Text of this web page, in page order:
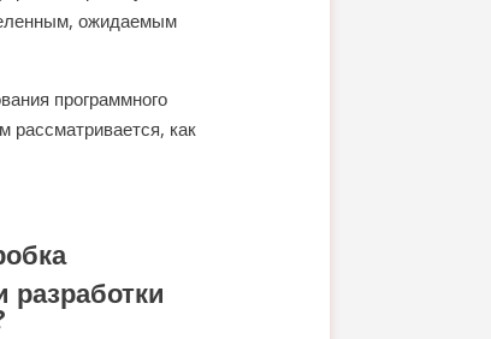
ожидаемым
программного
рассматривается, как
разработки